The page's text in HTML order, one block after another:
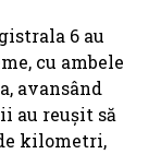
6 au
cu ambele
avansând
au reușit să
kilometri,